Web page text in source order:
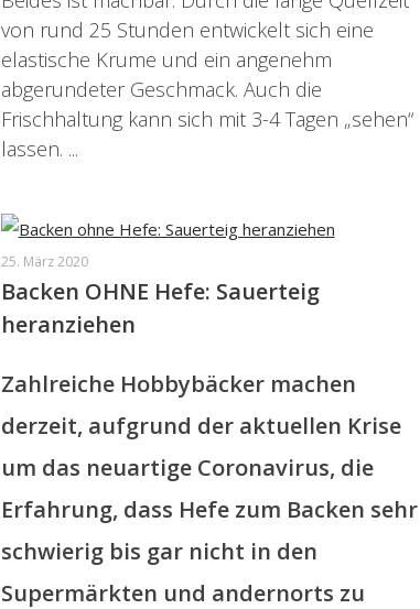
von rund 25 Stunden entwickelt sich eine
elastische Krume und ein angenehm
abgerundeter Geschmack. Auch die
Frischhaltung kann sich mit 3-4 Tagen „sehen“
lassen. ...
25. März 2020
Backen OHNE Hefe: Sauerteig
heranziehen
Zahlreiche Hobbybäcker machen
derzeit, aufgrund der aktuellen Krise
um das neuartige Coronavirus, die
Erfahrung, dass Hefe zum Backen sehr
schwierig bis gar nicht in den
Supermärkten und andernorts zu